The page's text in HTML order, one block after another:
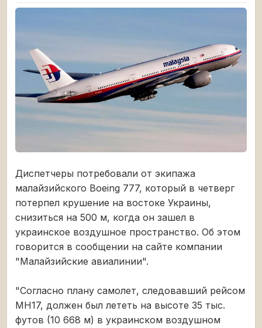
Диспетчеры потребовали от экипажа
малайзийского Boeing 777, который в четверг
потерпел крушение на востоке Украины,
снизиться на 500 м, когда он зашел в
украинское воздушное пространство. Об этом
говорится в сообщении на сайте компании
"Малайзийские авиалинии".
"Согласно плану самолет, следовавший рейсом
MH17, должен был лететь на высоте 35 тыс.
футов (10 668 м) в украинском воздушном